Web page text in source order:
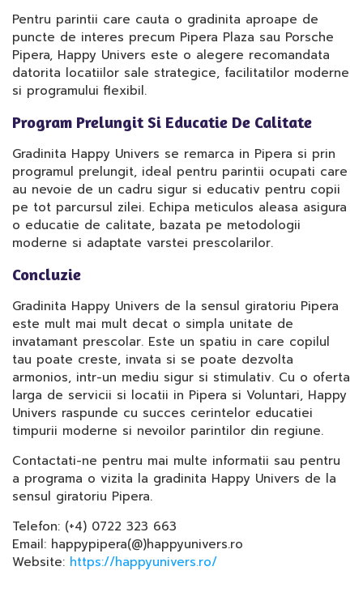
Pentru parintii care cauta o gradinita aproape de
puncte de interes precum Pipera Plaza sau Porsche
Pipera, Happy Univers este o alegere recomandata
datorita locatiilor sale strategice, facilitatilor moderne
si programului flexibil.
Program Prelungit Si Educatie De Calitate
Gradinita Happy Univers se remarca in Pipera si prin
programul prelungit, ideal pentru parintii ocupati care
au nevoie de un cadru sigur si educativ pentru copii
pe tot parcursul zilei. Echipa meticulos aleasa asigura
o educatie de calitate, bazata pe metodologii
moderne si adaptate varstei prescolarilor.
Concluzie
Gradinita Happy Univers de la sensul giratoriu Pipera
este mult mai mult decat o simpla unitate de
invatamant prescolar. Este un spatiu in care copilul
tau poate creste, invata si se poate dezvolta
armonios, intr-un mediu sigur si stimulativ. Cu o oferta
larga de servicii si locatii in Pipera si Voluntari, Happy
Univers raspunde cu succes cerintelor educatiei
timpurii moderne si nevoilor parintilor din regiune.
Contactati-ne pentru mai multe informatii sau pentru
a programa o vizita la gradinita Happy Univers de la
sensul giratoriu Pipera.
Telefon: (+4) 0722 323 663
Email: happypipera(@)happyunivers.ro
Website: https://happyunivers.ro/